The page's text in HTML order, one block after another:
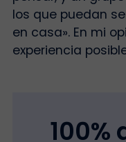
los que puedan
en casa». En mi
experiencia
100%